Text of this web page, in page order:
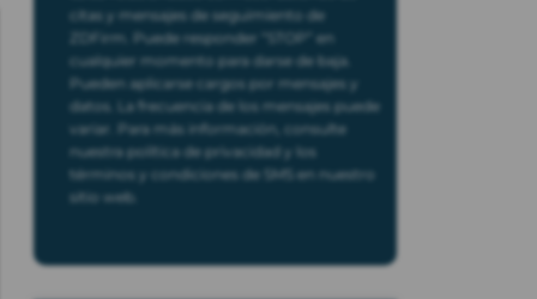
citas y mensajes de seguimiento de
ZDFirm. Puede responder “STOP” en
cualquier momento para darse de baja.
Pueden aplicarse cargos por mensajes y
datos. La frecuencia de los mensajes puede
variar. Para más información, consulte
nuestra política de privacidad y los
términos y condiciones de SMS en nuestro
sitio web.